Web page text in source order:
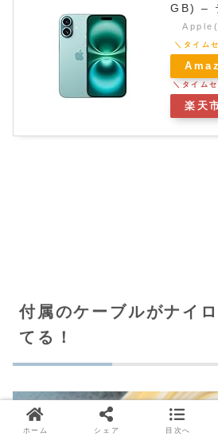
GB) –
Apple(
楽天
付属のケーブルがナイ
てる！
ホーム シェア 目次へ